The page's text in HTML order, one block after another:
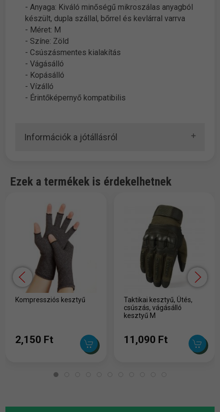
- Anyaga: Kiváló minőségű mikroszálas anyagból
készült, dupla szállal, bőrrel és kevlárral varrva
- Méret: M
- Színe: Zöld
- Csúszásmentes kialakítás
- Vágásálló
- Kopásálló
- Vízálló
- Érintőképernyő kompatibilis
Információk a jótállásról
Ezek a termékek is érdekelhetnek
Kompressziós kesztyű
2,150 Ft
Taktikai kesztyű, Ütés,
csúszás, vágásálló
kesztyű M
11,090 Ft